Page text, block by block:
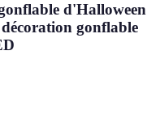
d'Halloween
gonflable